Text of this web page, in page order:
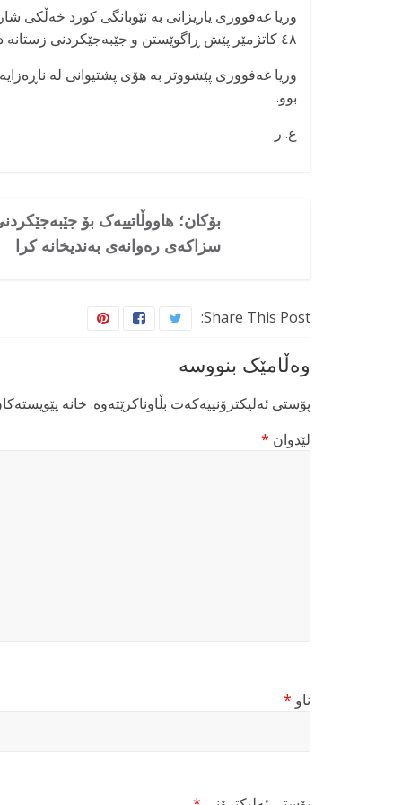
وریا غەفووری یاریزانی بە نێوبانگی کورد
٤٨ کاتژمێر پێش ڕاگوێستن و جێبەجێکردنی زستانە دا لەو تیمە دەرکرا.
وریا غەفووری پێشووتر بە هۆی پشتیوانی له
بوو.
ع. ر
بۆکان؛ هاووڵاتییەک بۆ
سزاکەی رەوانەی بەندیخانە کرا
Share This Post:
وەڵامێک بنووسە
پۆستی ئەلیکترۆنییەکەت بڵاوناکرێتەوە. خانە
لێدوان *
ناو *